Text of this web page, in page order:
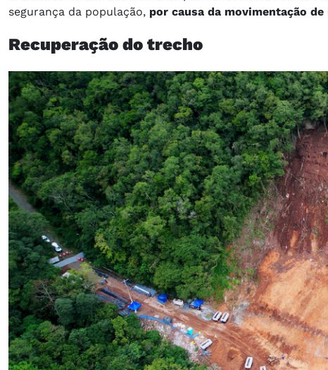
segurança da população, por causa da movimentação
Recuperação do trecho